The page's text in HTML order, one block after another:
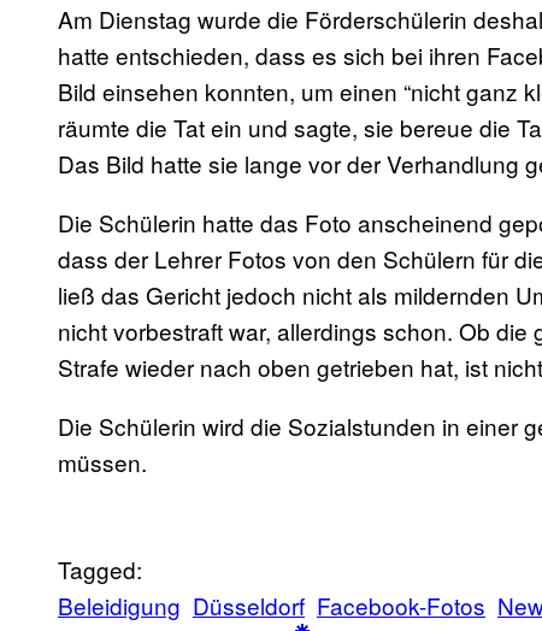
Am Dienstag wurde die Förderschülerin
hatte entschieden, dass es sich bei ihren
Bild einsehen konnten, um einen “nicht ganz
räumte die Tat ein und sagte, sie bereue die
Das Bild hatte sie lange vor der Verhandlung
Die Schülerin hatte das Foto anscheinend
dass der Lehrer Fotos von den Schülern für
ließ das Gericht jedoch nicht als mildernden
nicht vorbestraft war, allerdings schon. Ob
Strafe wieder nach oben getrieben hat, ist
Die Schülerin wird die Sozialstunden in einer
müssen.
Tagged:
Beleidigung Düsseldorf Facebook-Fotos